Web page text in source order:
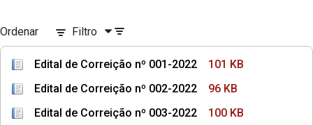
Ordenar Filtro
Edital de Correição nº 001-2022
101 KB
Edital de Correição nº 002-2022
96 KB
Edital de Correição nº 003-2022
100 KB